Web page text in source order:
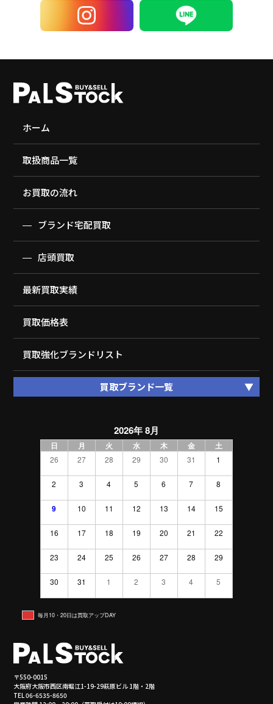
ホーム
取扱商品一覧
お買取の流れ
ブランド宅配買取
店頭買取
最新買取実績
買取価格表
買取強化ブランドリスト
買取ブランド一覧
2026年 8月
日 月 火 水 木 金 土
26 27 28 29 30 31 1
2 3 4 5 6 7 8
9 10 11 12 13 14 15
16 17 18 19 20 21 22
23 24 25 26 27 28 29
30 31 1 2 3 4 5
毎月10・20日は買取アップDAY
〒550-0015
大阪府大阪市西区南堀江1-19-29萩原ビル 1階・2階
TEL 06-6535-8650